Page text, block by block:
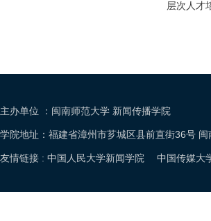
层次人才
主办单位 ：闽南师范大学 新闻传播学院
学院地址：福建省漳州市芗城区县前直街36号
友情链接 : 中国人民大学新闻学院 中国传媒大